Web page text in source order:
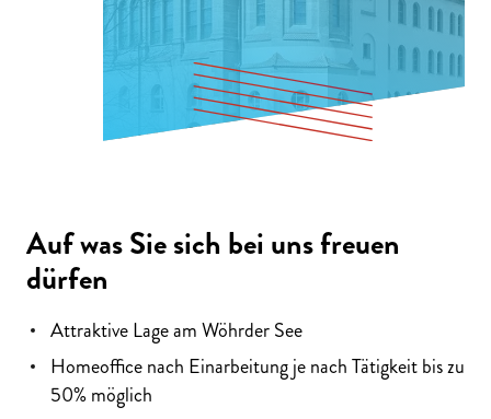
Auf was Sie sich bei uns freuen
dürfen
Attraktive Lage am Wöhrder See
Homeoffice nach Einarbeitung je nach Tätigkeit bis zu
50% möglich